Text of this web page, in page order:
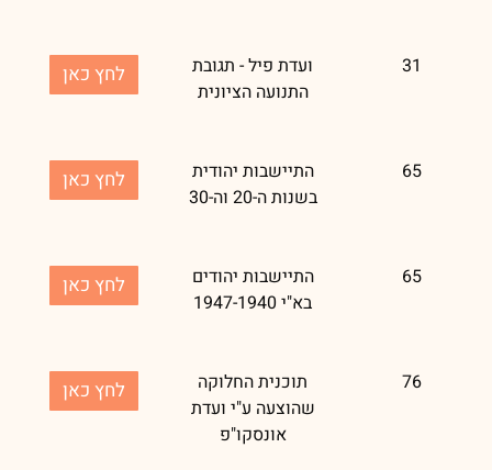
31
ועדת פיל - תגובת
התנועה הציונית
לחץ כאן
65
התיישבות יהודית
בשנות ה-20 וה-30
לחץ כאן
65
התיישבות יהודים
בא"י 1947-1940
לחץ כאן
76
תוכנית החלוקה
שהוצעה ע"י ועדת
אונסקו"פ
לחץ כאן